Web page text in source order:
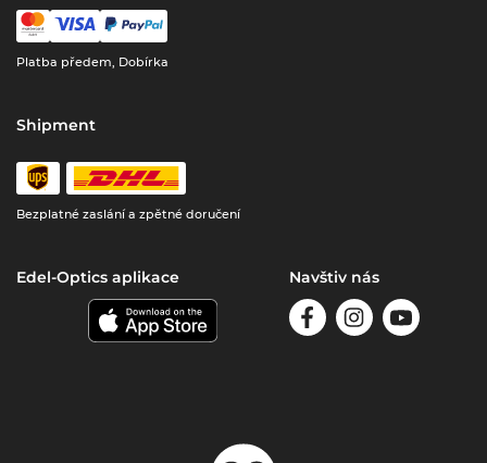
Platba předem, Dobírka
Shipment
Bezplatné zaslání a zpětné doručení
Edel-Optics aplikace Navštiv nás